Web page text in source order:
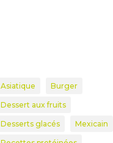
Asiatique Burger
Dessert aux fruits
Desserts glacés Mexicain